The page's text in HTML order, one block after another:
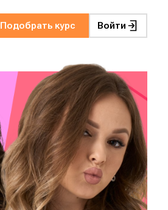
Подобрать курс Войти